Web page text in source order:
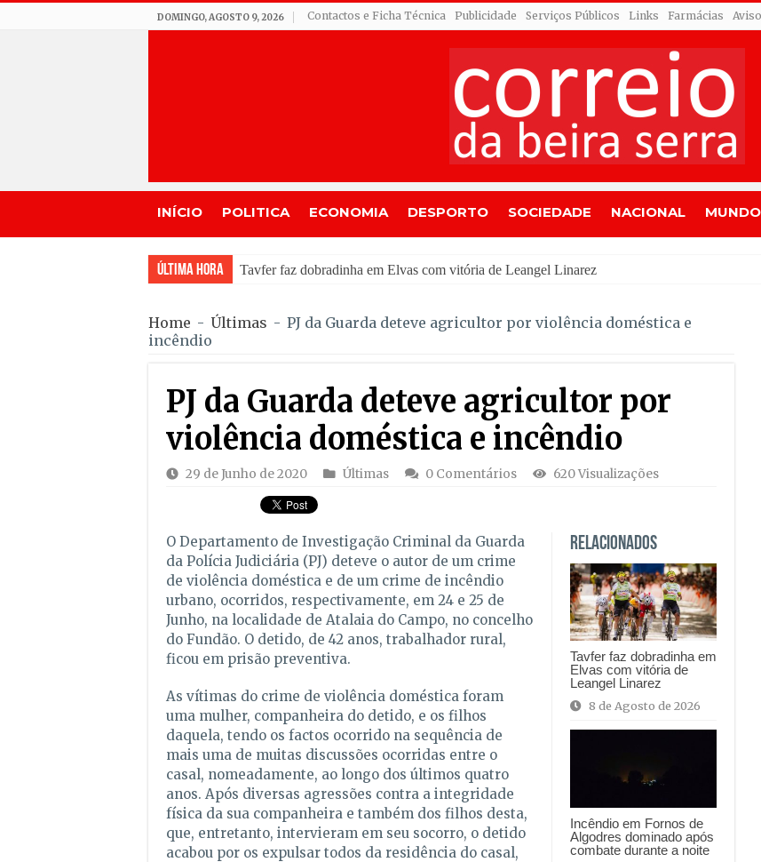
DOMINGO, AGOSTO 9, 2026 Contactos e Ficha Técnica Publicidade Serviços Públicos Links Farmácias
INÍCIO POLITICA ECONOMIA DESPORTO SOCIEDADE NACIONAL MUNDO
Última Hora Incêndio em Forno
Home - Últimas - PJ da Guarda deteve agricultor por violência doméstica e
incêndio
PJ da Guarda deteve agricultor por
violência doméstica e incêndio
29 de Junho de 2020 Últimas 0 Comentários 620 Visualizações
Relacionados
Tavfer faz dobradinha em
Elvas com vitória de
Leangel Linarez
8 de Agosto de 2026
Incêndio em Fornos de
Algodres dominado após
combate durante a noite
O Departamento de Investigação Criminal da Guarda
da Polícia Judiciária (PJ) deteve o autor de um crime
de violência doméstica e de um crime de incêndio
urbano, ocorridos, respectivamente, em 24 e 25 de
Junho, na localidade de Atalaia do Campo, no concelho
do Fundão. O detido, de 42 anos, trabalhador rural,
ficou em prisão preventiva.
As vítimas do crime de violência doméstica foram
uma mulher, companheira do detido, e os filhos
daquela, tendo os factos ocorrido na sequência de
mais uma de muitas discussões ocorridas entre o
casal, nomeadamente, ao longo dos últimos quatro
anos. Após diversas agressões contra a integridade
física da sua companheira e também dos filhos desta,
que, entretanto, intervieram em seu socorro, o detido
acabou por os expulsar todos da residência do casal,